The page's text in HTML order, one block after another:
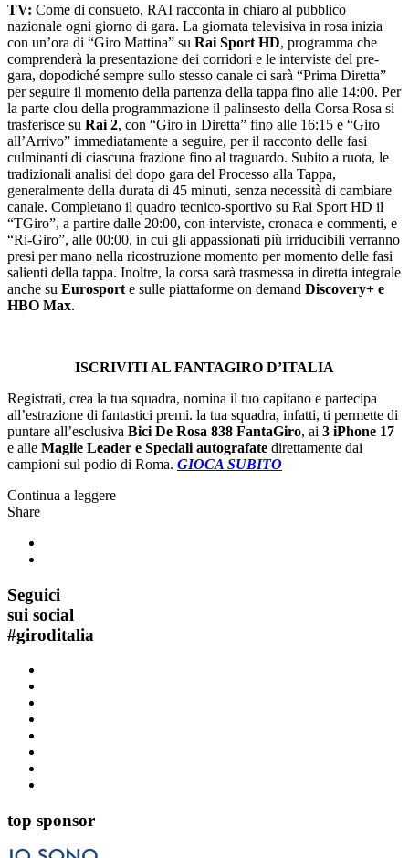
TV: Come di consueto, RAI racconta in chiaro al pubblico
nazionale ogni giorno di gara. La giornata televisiva in rosa inizia
con un’ora di “Giro Mattina” su Rai Sport HD, programma che
comprenderà la presentazione dei corridori e le interviste del pre-
gara, dopodiché sempre sullo stesso canale ci sarà “Prima Diretta”
per seguire il momento della partenza della tappa fino alle 14:00. Per
la parte clou della programmazione il palinsesto della Corsa Rosa si
trasferisce su Rai 2, con “Giro in Diretta” fino alle 16:15 e “Giro
all’Arrivo” immediatamente a seguire, per il racconto delle fasi
culminanti di ciascuna frazione fino al traguardo. Subito a ruota, le
tradizionali analisi del dopo gara del Processo alla Tappa,
generalmente della durata di 45 minuti, senza necessità di cambiare
canale. Completano il quadro tecnico-sportivo su Rai Sport HD il
“TGiro”, a partire dalle 20:00, con interviste, cronaca e commenti, e
“Ri-Giro”, alle 00:00, in cui gli appassionati più irriducibili verranno
presi per mano nella ricostruzione momento per momento delle fasi
salienti della tappa. Inoltre, la corsa sarà trasmessa in diretta integrale
anche su Eurosport e sulle piattaforme on demand Discovery+ e
HBO Max.
ISCRIVITI AL FANTAGIRO D’ITALIA
Registrati, crea la tua squadra, nomina il tuo capitano e partecipa
all’estrazione di fantastici premi. la tua squadra, infatti, ti permette di
puntare all’esclusiva Bici De Rosa 838 FantaGiro, ai 3 iPhone 17
e alle Maglie Leader e Speciali autografate direttamente dai
campioni sul podio di Roma. GIOCA SUBITO
Continua a leggere
Share
Seguici
sui social
#giroditalia
top sponsor